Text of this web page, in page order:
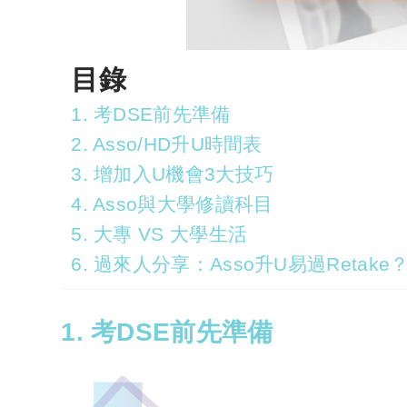
目錄
1. 考DSE前先準備
2. Asso/HD升U時間表
3. 增加入U機會3大技巧
4. Asso與大學修讀科目
5. 大專 VS 大學生活
6. 過來人分享：Asso升U易過Retake
1. 考DSE前先準備